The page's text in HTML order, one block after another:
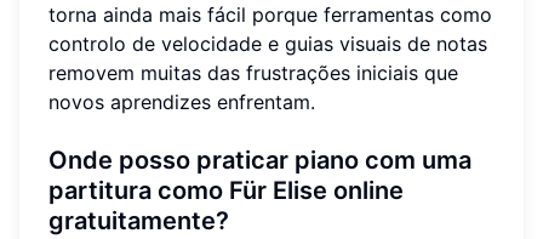
torna ainda mais fácil porque ferramentas como
controlo de velocidade e guias visuais de notas
removem muitas das frustrações iniciais que
novos aprendizes enfrentam.
Onde posso praticar piano com uma
partitura como Für Elise online
gratuitamente?